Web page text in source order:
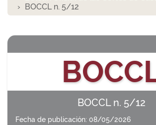
BOCCL n. 5/12
BOCCL n. 5/12
Fecha de publicación: 08/05/2026